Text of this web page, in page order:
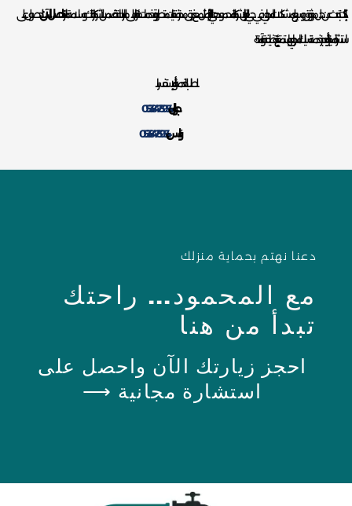
إذا كنت تبحث عن حل موثوق وسريع لمشكلات المجاري في حي العليا، فإن شركة المحمود هي الخيار الأمثل. مع فريق محترف، تقنيات متطورة، وخدمات طارئة على مدار الساعة، تضمن الشركة راحتك وسلامة منزلك.اتصل الآنللحصول على
استشارة مجانية أو لحجز خدمة تسليك المجاري، واستمتع ببيئة نظيفة وآمنة!
لطلب الخدمة أو للإستفسار
جوال:0538475954
واتس:0538475954
دعنا نهتم بحماية منزلك
مع المحمود... راحتك
تبدأ من هنا
احجز زيارتك الآن واحصل على
استشارة مجانية ⟶